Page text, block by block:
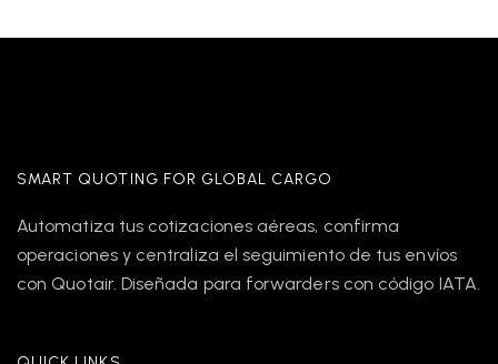
SMART QUOTING FOR GLOBAL CARGO
Automatiza tus cotizaciones aéreas, confirma
operaciones y centraliza el seguimiento de tus envíos
con Quotair. Diseñada para forwarders con código IATA.